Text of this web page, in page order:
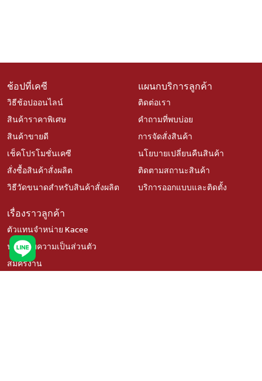
ช้อปที่เคซี
วิธีช้อปออนไลน์
สินค้าราคาพิเศษ
สินค้าขายดี
เช็คโปรโมชั่นเคซี
สั่งซื้อสินค้าสั่งผลิต
วิธีวัดขนาดสำหรับสินค้าสั่งผลิต
แผนกบริการลูกค้า
ติดต่อเรา
คำถามที่พบบ่อย
การจัดสั่งสินค้า
นโยบายเปลี่ยนคืนสินค้า
ติดตามสถานะสินค้า
บริการออกแบบและติดตั้ง
เรื่องราวลูกค้า
ตัวแทนจำหน่าย Kacee
นโยบายความเป็นส่วนตัว
สมัครงาน